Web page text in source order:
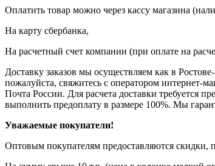
Оплатить товар можно через кассу магазина
На карту сбербанка,
На расчетный счет компании (при оплате на
Доставку заказов мы осуществляем как в
пожалуйста, свяжитесь с оператором интернет-
Почта России. Для расчета доставки требуется
выполнить предоплату в размере 100%. Мы
Уважаемые покупатели!
Оптовым покупателям предоставляются скидки,